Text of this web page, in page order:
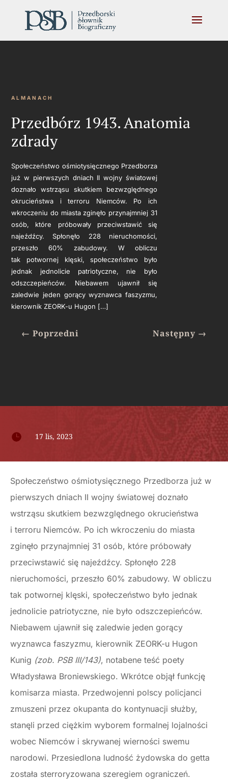
ALMANACH
Przedbórz 1943. Anatomia
zdrady
Społeczeństwo ośmiotysięcznego Przedborza
już w pierwszych dniach II wojny światowej
doznało wstrząsu skutkiem bezwzględnego
okrucieństwa i terroru Niemców. Po ich
wkroczeniu do miasta zginęło przynajmniej 31
osób, które próbowały przeciwstawić się
najeźdźcy. Spłonęło 228 nieruchomości,
przeszło 60% zabudowy. W obliczu
tak potwornej klęski, społeczeństwo było
jednak jednolicie patriotyczne, nie było
odszczepieńców. Niebawem ujawnił się
zaledwie jeden gorący wyznawca faszyzmu,
kierownik ZEORK-u Hugon […]
←Poprzedni Następny→
 17 lis, 2023
Społeczeństwo ośmiotysięcznego Przedborza już w
pierwszych dniach II wojny światowej doznało
wstrząsu skutkiem bezwzględnego okrucieństwa
i terroru Niemców. Po ich wkroczeniu do miasta
zginęło przynajmniej 31 osób, które próbowały
przeciwstawić się najeźdźcy. Spłonęło 228
nieruchomości, przeszło 60% zabudowy. W obliczu
tak potwornej klęski, społeczeństwo było jednak
jednolicie patriotyczne, nie było odszczepieńców.
Niebawem ujawnił się zaledwie jeden gorący
wyznawca faszyzmu, kierownik ZEORK-u Hugon
Kunig (zob. PSB III/143), notabene teść poety
Władysława Broniewskiego. Wkrótce objął funkcję
komisarza miasta. Przedwojenni polscy policjanci
zmuszeni przez okupanta do kontynuacji służby,
stanęli przed ciężkim wyborem formalnej lojalności
wobec Niemców i skrywanej wierności swemu
narodowi. Przesiedlona ludność żydowska do getta
została sterroryzowana szeregiem ograniczeń.